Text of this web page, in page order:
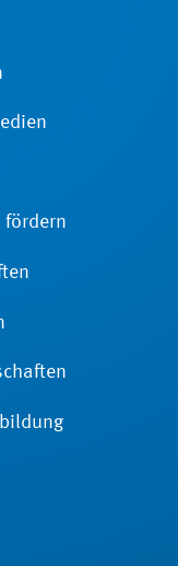
fördern